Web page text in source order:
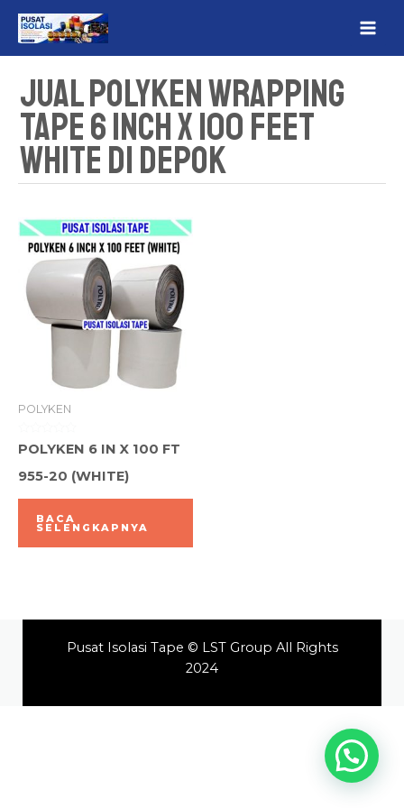
Jual Polyken Wrapping
Tape 6 Inch x 100 Feet
White Di Depok
POLYKEN
Dinilai
0
5
POLYKEN 6 IN X 100 FT
955-20 (WHITE)
BACA
SELENGKAPNYA
Pusat Isolasi Tape © LST Group All Rights
2024